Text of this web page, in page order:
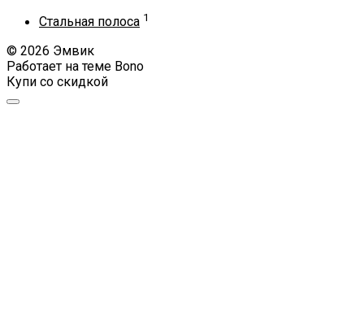
Стальная полоса 1
© 2026 Эмвик
Работает на теме Bono
Купи со скидкой